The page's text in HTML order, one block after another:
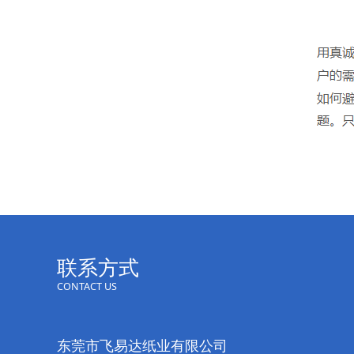
联系方式
CONTACT US
东莞市飞易达纸业有限公司